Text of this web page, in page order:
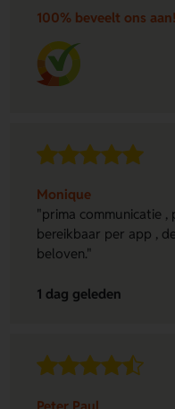
100% beveelt ons aan!
Monique
"prima communicatie
bereikbaar per app ,
beloven."
1 dag geleden
Peter Paul